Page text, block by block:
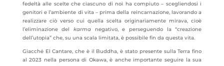
fedeltà alle scelte che ciascuno di noi ha compiuto – scegliendosi i
genitori e l’ambiente di vita – prima della reincarnazione, lavorando a
realizzare ciò verso cui quella scelta originariamente mirava, cioè
l’eliminazione delkarma negativo, e perseguendo la “creazione
dell’utopia” che, su una scala limitata, è possibile fin da questa vita.
Giacché El Cantare, che è il Buddha, è stato presente sulla Terra fino
al 2023 nella persona di Okawa, è anche importante seguire la sua